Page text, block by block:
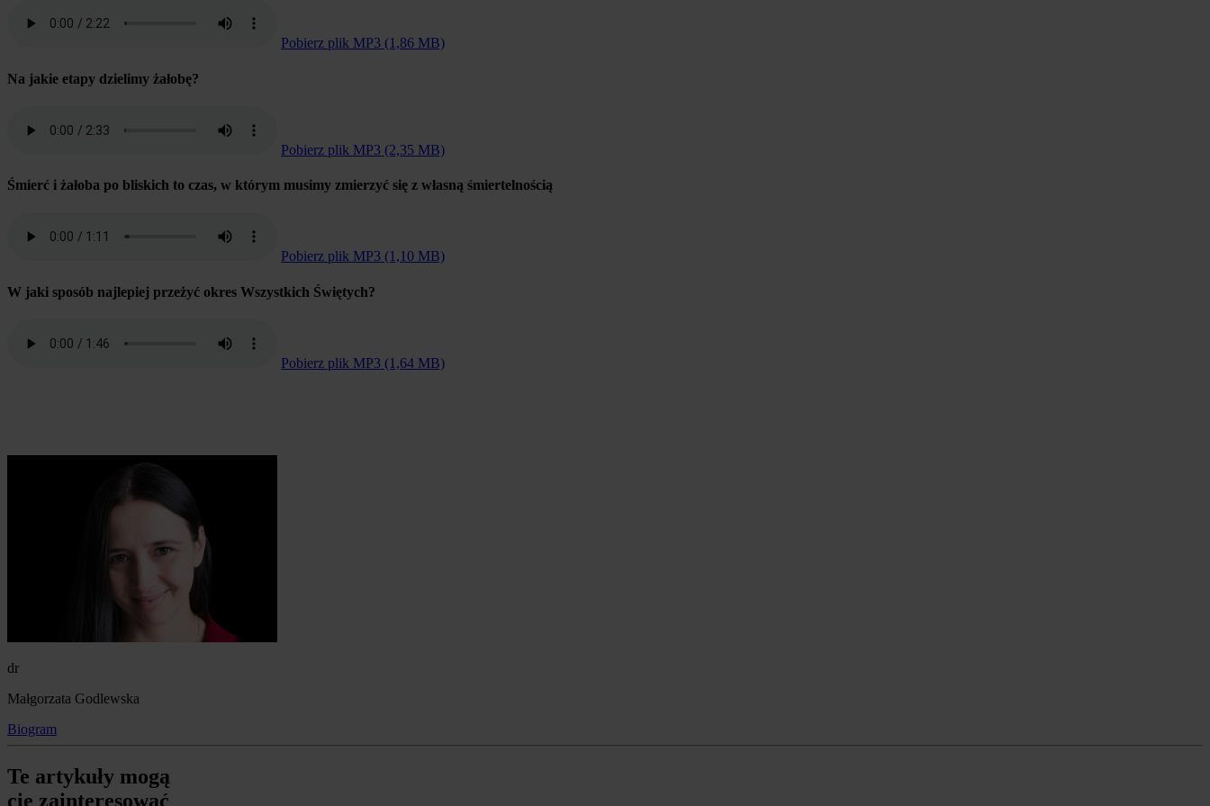
Pobierz plik MP3 (1,86 MB)
Na jakie etapy dzielimy żałobę?
Pobierz plik MP3 (2,35 MB)
Śmierć i żałoba po bliskich to czas, w którym musimy zmierzyć się z własną śmiertelnością
Pobierz plik MP3 (1,10 MB)
W jaki sposób najlepiej przeżyć okres Wszystkich Świętych?
Pobierz plik MP3 (1,64 MB)
dr
Małgorzata Godlewska
Biogram
Te artykuły mogą
cię zainteresować